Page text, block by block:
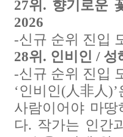
27위. 향기로운
2026
-신규 순위 진입
28위. 인비인 / 성
-신규 순위 진입
‘인비인(人非人
사람이어야 마
다. 작가는 인간